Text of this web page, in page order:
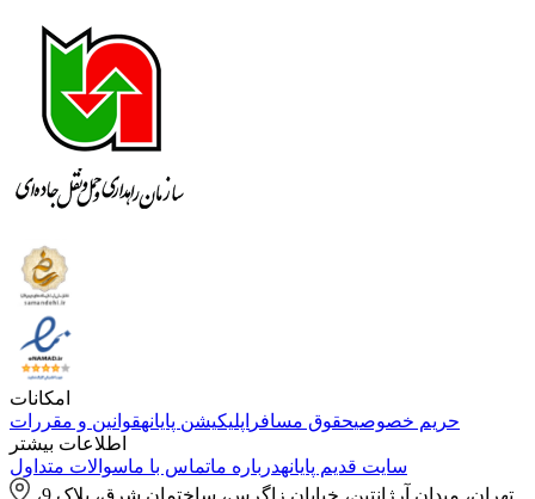
امکانات
حریم خصوصیحقوق مسافر اپلیکیشن پایانهقوانین و مقررات
اطلاعات بیشتر
سایت قدیم پایانهدرباره ماتماس با ماسوالات متداول